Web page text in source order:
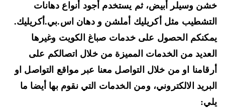
وسيلر أبيض، ثم يستخدم أجود أنواع دهانات
مثلأكريليك أملشنودهان اس.بي.أكريليك.
الحصول على خدمات صباغ الكويت وغيرها
من الخدمات المميزة من خلال اتصالكم على
او من خلال التواصل معنا عبر مواقع التواصل او
الالكتروني، ومن الخدمات التي نقوم بها أيضا ما